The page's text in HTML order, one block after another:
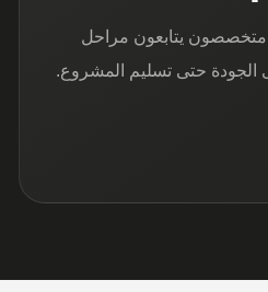
يتابعون مراحل
الجودة حتى تسليم المشروع.